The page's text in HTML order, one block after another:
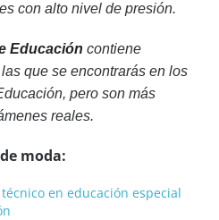
con alto nivel de presión.
Educación contiene
que se encontrarás en los
pero son más
reales.
moda:
en educación especial